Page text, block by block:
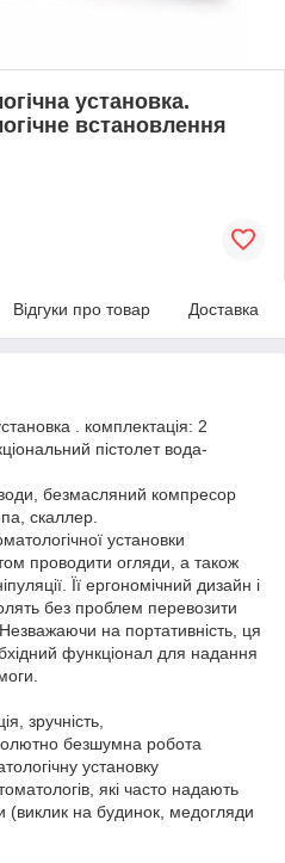
установка.
встановлення
Відгуки про товар Доставка
. комплектація: 2
пістолет вода-
безмасляний компресор
скаллер.
установки
проводити огляди, а також
Її ергономічний дизайн і
без проблем перевозити
Незважаючи на портативність, ця
функціонал для надання
зручність,
безшумна робота
установку
які часто надають
(виклик на будинок, медогляди